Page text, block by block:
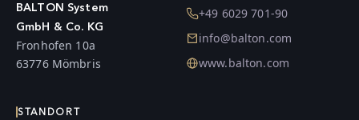
BALTON System
GmbH & Co. KG
Fronhofen 10a
63776 Mömbris
+49 6029 701-90
info@balton.com
www.balton.com
STANDORT